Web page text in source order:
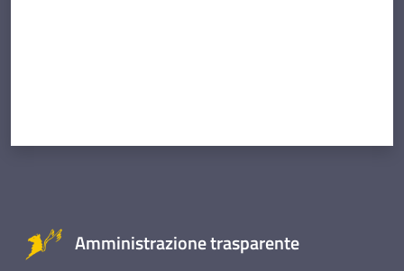
Amministrazione trasparente